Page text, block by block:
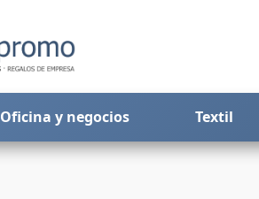
Oficina y negocios Textil